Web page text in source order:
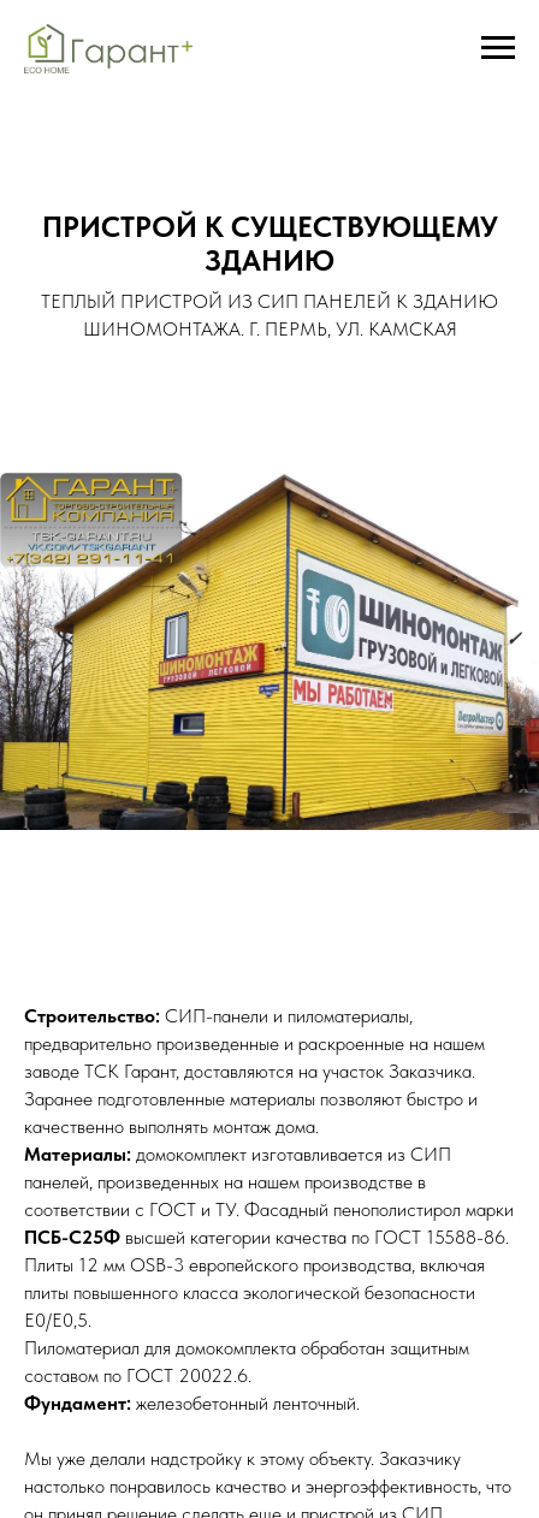
ПРИСТРОЙ К СУЩЕСТВУЮЩЕМУ
ЗДАНИЮ
ТЕПЛЫЙ ПРИСТРОЙ ИЗ СИП ПАНЕЛЕЙ К ЗДАНИЮ
ШИНОМОНТАЖА. Г. ПЕРМЬ, УЛ. КАМСКАЯ
Строительство: СИП-панели и пиломатериалы,
предварительно произведенные и раскроенные на нашем
заводе ТСК Гарант, доставляются на участок Заказчика.
Заранее подготовленные материалы позволяют быстро и
качественно выполнять монтаж дома.
Материалы: домокомплект изготавливается из СИП
панелей, произведенных на нашем производстве в
соответствии с ГОСТ и ТУ. Фасадный пенополистирол марки
ПСБ-С25Ф высшей категории качества по ГОСТ 15588-86.
Плиты 12 мм OSB-3 европейского производства, включая
плиты повышенного класса экологической безопасности
E0/E0,5.
Пиломатериал для домокомплекта обработан защитным
составом по ГОСТ 20022.6.
Фундамент: железобетонный ленточный.
Мы уже делали надстройку к этому объекту. Заказчику
настолько понравилось качество и энергоэффективность, что